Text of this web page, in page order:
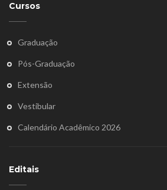
Cursos
Graduação
Pós-Graduação
Extensão
Vestibular
Calendário Acadêmico 2026
Editais